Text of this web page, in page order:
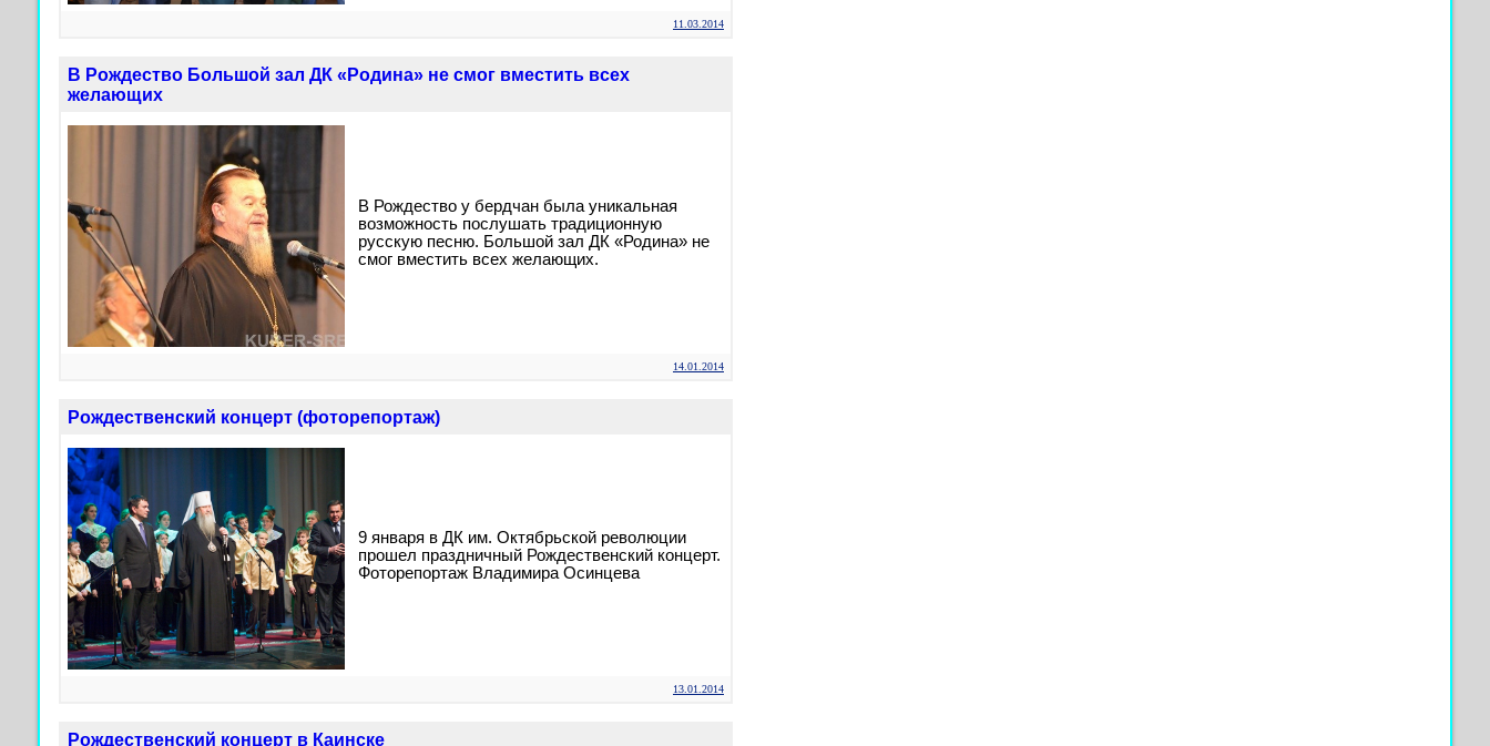
11.03.2014
В Рождество Большой зал ДК «Родина» не смог вместить всех
желающих
В Рождество у бердчан была уникальная
возможность послушать традиционную
русскую песню. Большой зал ДК «Родина» не
смог вместить всех желающих.
14.01.2014
Рождественский концерт (фоторепортаж)
9 января в ДК им. Октябрьской революции
прошел праздничный Рождественский концерт.
Фоторепортаж Владимира Осинцева
13.01.2014
Рождественский концерт в Каинске